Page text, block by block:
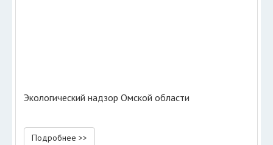
Экологический надзор Омской области
Подробнее >>